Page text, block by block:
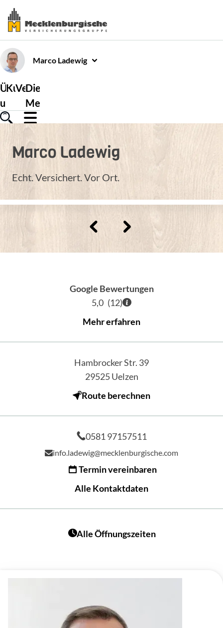
Marco Ladewig
Über
uns
Kundenservice
Versicherungen
Die
Mecklenburgische
Marco Ladewig
Echt. Versichert. Vor Ort.
Google Bewertungen
5,0 (12)
Mehr erfahren
Hambrocker Str. 39
29525 Uelzen
Route berechnen
0581 97157511
info.ladewig@mecklenburgische.com
Termin vereinbaren
Alle Kontaktdaten
Alle Öffnungszeiten